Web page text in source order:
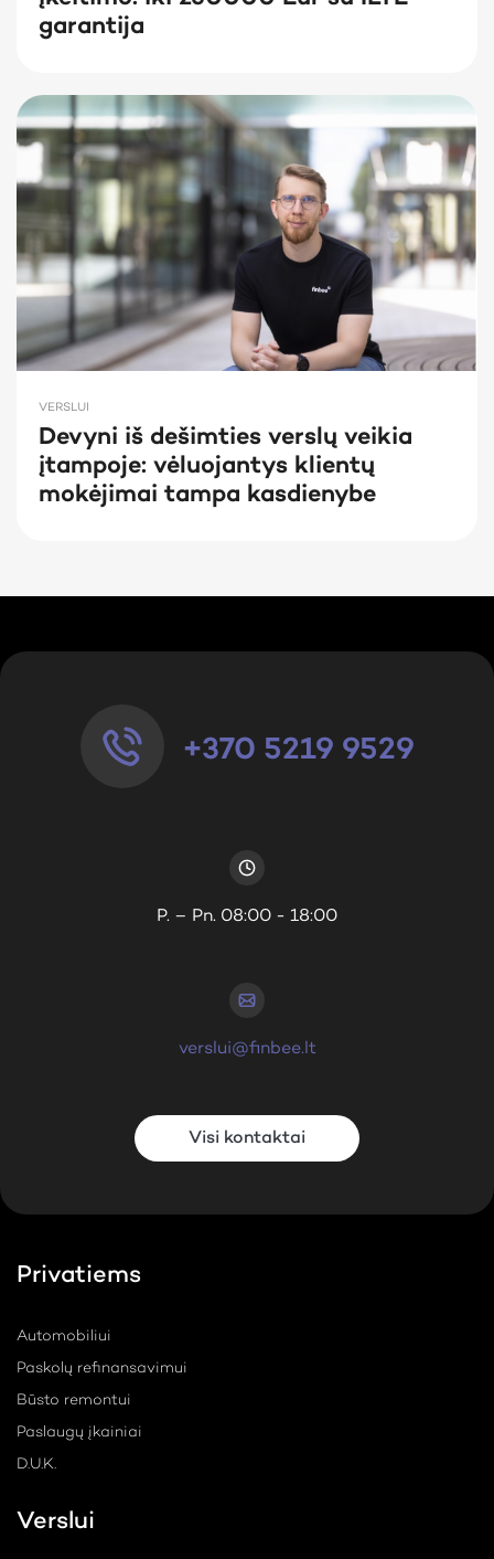
garantija
VERSLUI
Devyni iš dešimties verslų veikia
įtampoje: vėluojantys klientų
mokėjimai tampa kasdienybe
+370 5219 9529
P. – Pn. 08:00 - 18:00
verslui@finbee.lt
Visi kontaktai
Privatiems
Automobiliui
Paskolų refinansavimui
Būsto remontui
Paslaugų įkainiai
D.U.K.
Verslui